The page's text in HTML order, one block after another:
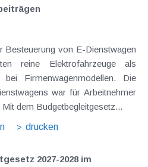
Besteuerung von E-Dienstwagen
reine Elektrofahrzeuge als
bei Firmenwagenmodellen. Die
war für Arbeitnehmer
dem Budgetbegleitgesetz...
drucken
2027-2028 im